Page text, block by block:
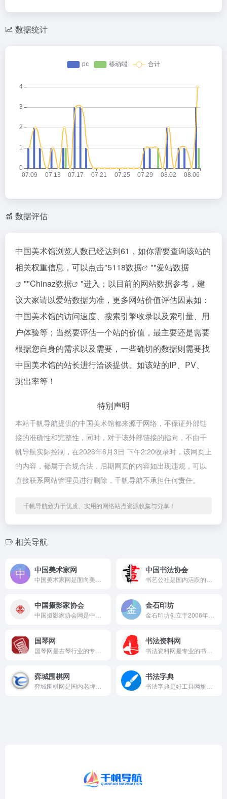
数据统计
数据评估
中国美术馆浏览人数已经达到61，如你需要查询该站的
相关权重信息，可以点击"5118数据 ""爱站数据
""Chinaz数据
"进入；以目前的网站数据参考，建
议大家请以爱站数据为准，更多网站价值评估因素如：
中国美术馆的访问速度、搜索引擎收录以及索引量、用
户体验等；当然要评估一个站的价值，最主要还是需要
根据您自身的需求以及需要，一些确切的数据则需要找
中国美术馆的站长进行洽谈提供。如该站的IP、PV、
跳出率等！
特别声明
本站千帆导航提供的中国美术馆都来源于网络，不保证外部链
接的准确性和完整性，同时，对于该外部链接的指向，不由千
帆导航实际控制，在2026年6月3日 下午2:20收录时，该网页上
的内容，都属于合规合法，后期网页的内容如出现违规，可以
直接联系网站管理员进行删除，千帆导航不承担任何责任。
千帆导航致力于优质、实用的网络站点资源收集与分享！
相关导航
中国美术家网 中国书法协会
中国摄影家协会 金石印坊
国琴网 书法资料网
弈城围棋网 书法字典